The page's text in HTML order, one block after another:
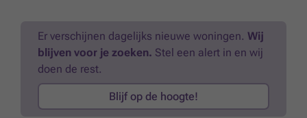
Er verschijnen dagelijks nieuwe woningen. Wij
blijven voor je zoeken. Stel een alert in en wij
doen de rest.
Blijf op de hoogte!